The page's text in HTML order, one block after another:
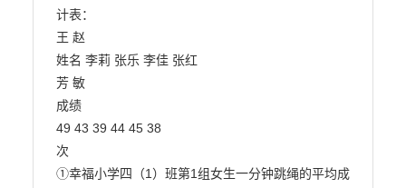
计表：
王 赵
姓名 李莉 张乐 李佳 张红
芳 敏
成绩
49 43 39 44 45 38
次
①幸福小学四（1）班第1组女生一分钟跳绳的平均成